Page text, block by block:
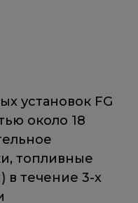
установок FG
около 18
топливные
в течение 3-х